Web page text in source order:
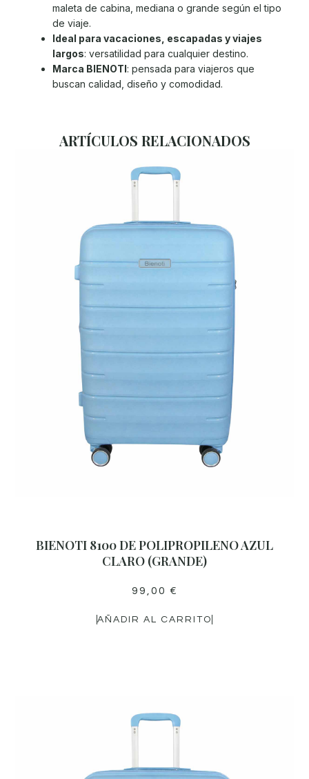
maleta de cabina, mediana o grande según el tipo
de viaje.
Ideal para vacaciones, escapadas y viajes
largos: versatilidad para cualquier destino.
Marca BIENOTI: pensada para viajeros que
buscan calidad, diseño y comodidad.
ARTÍCULOS RELACIONADOS
BIENOTI 8100 DE POLIPROPILENO AZUL
CLARO (GRANDE)
99,00 €
AÑADIR AL CARRITO